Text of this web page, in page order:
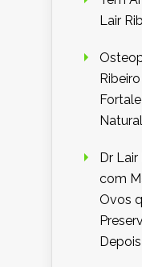
Lair
Dr
com
Ovos